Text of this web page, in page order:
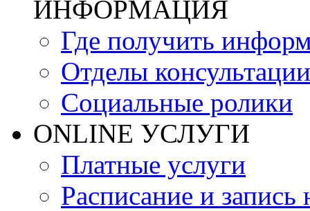
ИНФОРМАЦИЯ
Где получить
Отделы консультации
Социальные ролики
ONLINE УСЛУГИ
Платные услуги
Расписание и запись